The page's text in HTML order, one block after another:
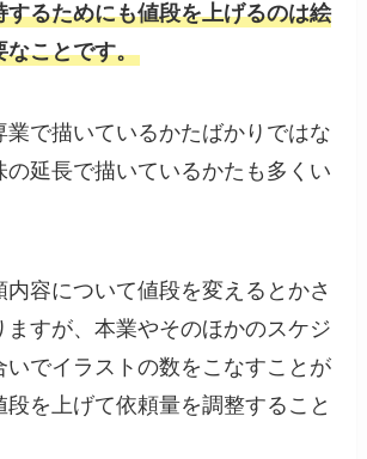
するためにも値段を上げるのは絵
なことです。
業で描いているかたばかりではな
の延長で描いているかたも多くい
内容について値段を変えるとかさ
ますが、本業やそのほかのスケジ
いでイラストの数をこなすことが
を上げて依頼量を調整すること